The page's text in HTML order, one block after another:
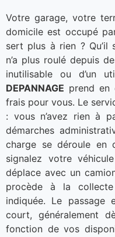
Votre garage, votre
domicile est occupé
sert plus à rien ? Qu’il
n’a plus roulé depuis
inutilisable ou d’un
DEPANNAGE prend en
frais pour vous. Le
: vous n’avez rien à
démarches
charge se déroule en
signalez votre
déplace avec un
procède à la collecte
indiquée. Le
court, généralement
fonction de vos